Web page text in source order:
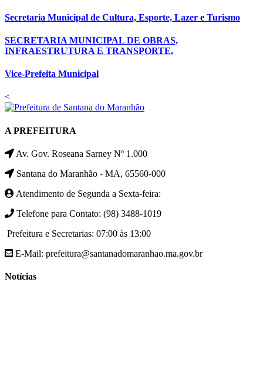
Secretaria Municipal de Cultura, Esporte, Lazer e Turismo
SECRETARIA MUNICIPAL DE OBRAS,
INFRAESTRUTURA E TRANSPORTE.
Vice-Prefeita Municipal
<
A PREFEITURA
Av. Gov. Roseana Sarney Nº 1.000
Santana do Maranhão - MA, 65560-000
Atendimento de Segunda a Sexta-feira:
Telefone para Contato: (98) 3488-1019
Prefeitura e Secretarias: 07:00 às 13:00
E-Mail: prefeitura@santanadomaranhao.ma.gov.br
Notícias